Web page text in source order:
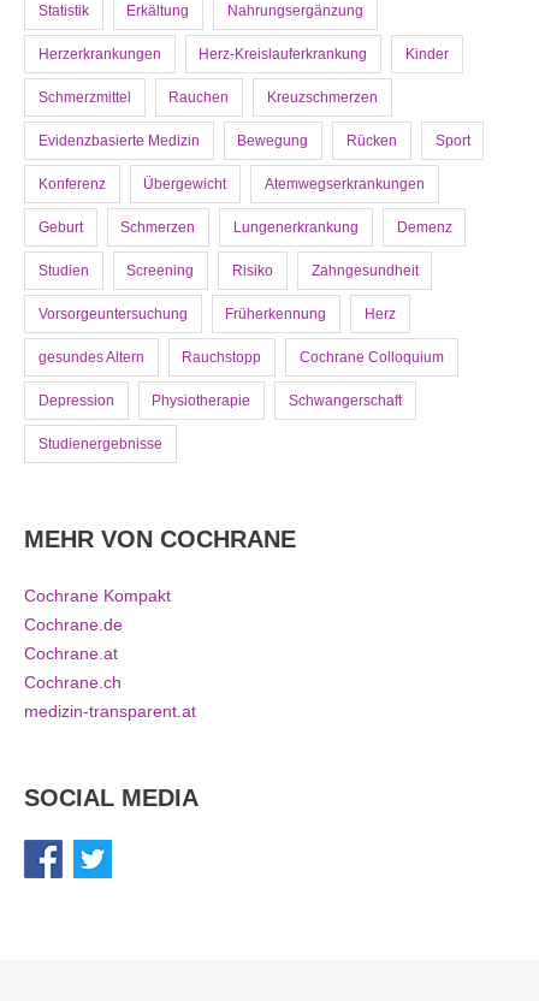
Statistik Erkältung Nahrungsergänzung
Herzerkrankungen Herz-Kreislauferkrankung Kinder
Schmerzmittel Rauchen Kreuzschmerzen
Evidenzbasierte Medizin Bewegung Rücken Sport
Konferenz Übergewicht Atemwegserkrankungen
Geburt Schmerzen Lungenerkrankung Demenz
Studien Screening Risiko Zahngesundheit
Vorsorgeuntersuchung Früherkennung Herz
gesundes Altern Rauchstopp Cochrane Colloquium
Depression Physiotherapie Schwangerschaft
Studienergebnisse
MEHR VON COCHRANE
Cochrane Kompakt
Cochrane.de
Cochrane.at
Cochrane.ch
medizin-transparent.at
SOCIAL MEDIA